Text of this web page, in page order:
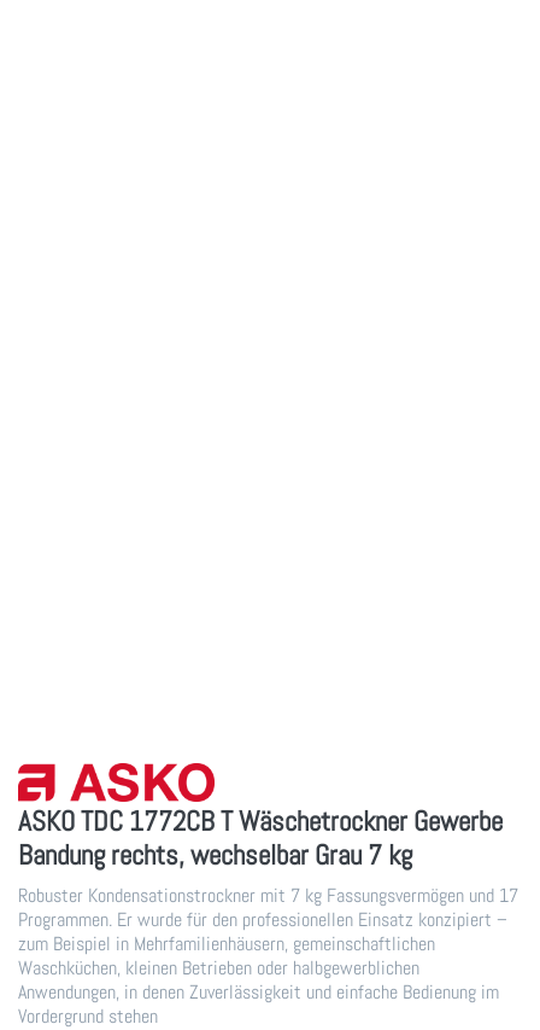
ASKO TDC 1772CB T Wäschetrockner Gewerbe
Bandung rechts, wechselbar Grau 7 kg
Robuster Kondensationstrockner mit 7 kg Fassungsvermögen und 17
Programmen. Er wurde für den professionellen Einsatz konzipiert –
zum Beispiel in Mehrfamilienhäusern, gemeinschaftlichen
Waschküchen, kleinen Betrieben oder halbgewerblichen
Anwendungen, in denen Zuverlässigkeit und einfache Bedienung im
Vordergrund stehen